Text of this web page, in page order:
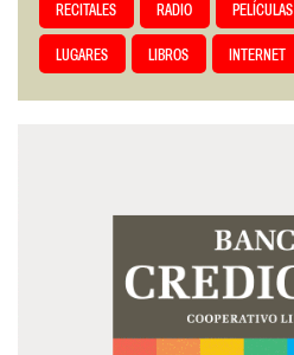
RECITALES RADIO PELÍCULAS
LUGARES LIBROS INTERNET